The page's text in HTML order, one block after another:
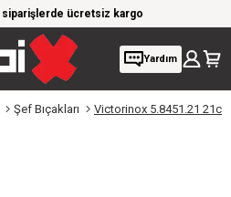
ücretsiz kargo
Yardım
Şef Bıçakları Victorinox 5.8451.21